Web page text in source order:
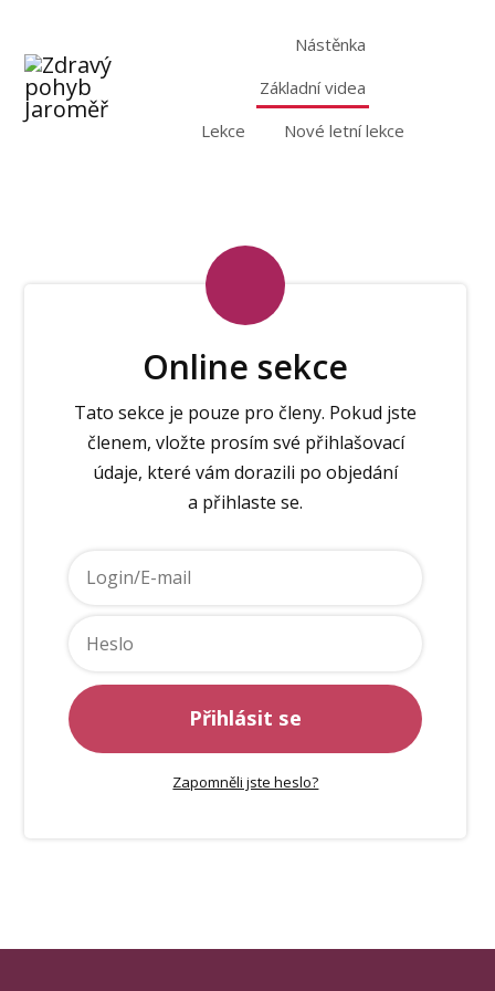
Nástěnka
Základní videa
Lekce
Nové letní lekce
Online sekce
Tato sekce je pouze pro členy. Pokud jste
členem, vložte prosím své přihlašovací
údaje, které vám dorazili po objedání
a přihlaste se.
Přihlásit se
Zapomněli jste heslo?